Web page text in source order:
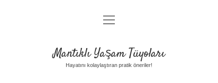
Anasayfa
Yasal Uyarı
menüyü
aç
Mantıklı Yaşam Tüyoları
Hayatını kolaylaştıran pratik öneriler!